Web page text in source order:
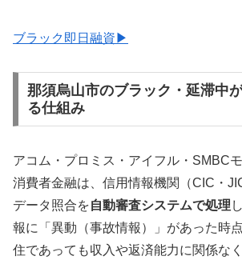
ブラック即日融資▶
那須烏山市のブラック・延滞中
る仕組み
アコム・プロミス・アイフル・SMBC
消費者金融は、信用情報機関（CIC・
データ照合を自動審査システムで処理
報に「異動（事故情報）」があった時
住であっても収入や返済能力に関係な